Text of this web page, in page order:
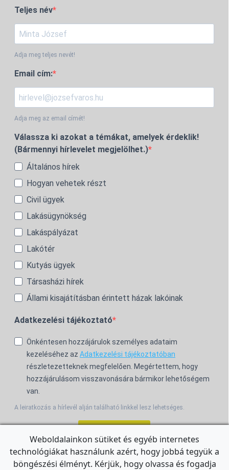
Teljes név
Adja meg teljes nevét!
Email cím:
Adja meg az email címét!
Válassza ki azokat a témákat, amelyek érdeklik!
(Bármennyi hírlevelet megjelölhet.)
Általános hírek
Hogyan vehetek részt
Civil ügyek
Lakásügynökség
Lakáspályázat
Lakótér
Kutyás ügyek
Társasházi hírek
Állami kisajátításban érintett házak lakóinak
Adatkezelési tájékoztató
Önkéntesen hozzájárulok személyes adataim
kezeléséhez az Adatkezelési tájékoztatóban
részletezetteknek megfelelően. Megértettem, hogy
hozzájárulásom visszavonására bármikor lehetőségem
van.
A leiratkozás a hírlevél alján található linkkel lesz lehetséges.
For the English Newsletter, clickHERE.
Weboldalainkon sütiket és egyéb internetes
technológiákat használunk azért, hogy jobbá tegyük a
böngészési élményt. Kérjük, hogy olvassa és fogadja